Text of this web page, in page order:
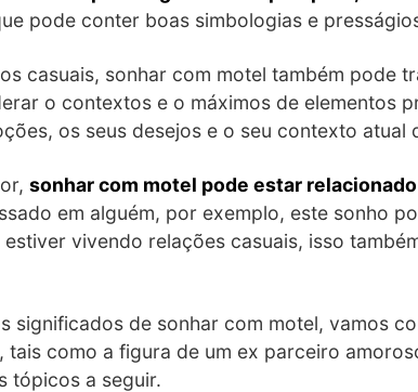
pode conter boas simbologias e
casuais, sonhar com motel também pode
o contextos e o máximos de elementos
os seus desejos e o seu contexto atual
sonhar com motel pode estar
em alguém, por exemplo, este sonho
vivendo relações casuais, isso
significados de sonhar com motel, vamos
como a figura de um ex parceiro
tópicos a seguir.